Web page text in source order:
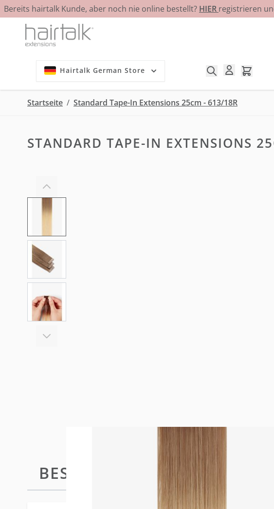
Bereits hairtalk Kunde, aber noch nie online bestellt? HIER registrieren
Zum Inhalt springen
Hairtalk German Store
Startseite / Standard Tape-In Extensions 25cm - 613/18R
STANDARD TAPE-IN EXTENSIONS
View larger image
BESCHREIBUNGSTANDARD TAPE-IN